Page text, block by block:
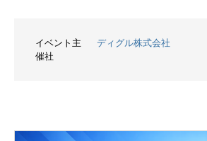
イベント主
催社
ディグル株式会社